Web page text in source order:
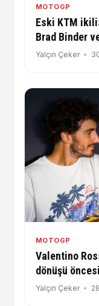
MOTOGP
Eski KTM
Brad Binder
WorldSBK
Yalçın Çeker
MOTOGP
Valentino
dönüşü
Yalçın Çeker